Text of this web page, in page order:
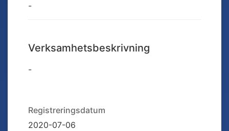
-
Verksamhetsbeskrivning
-
Registreringsdatum
2020-07-06